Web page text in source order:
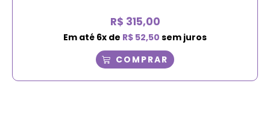
R$ 315,00
Em até 6x de R$ 52,50 sem juros
COMPRAR